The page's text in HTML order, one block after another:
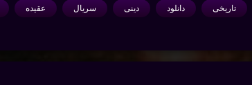
تاریخی دانلود دینی سریال عقیده